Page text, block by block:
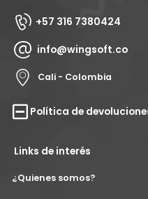
+57 316 7380424
info@wingsoft.co
Cali - Colombia
Política de
Links de interés
¿Quienes somos?